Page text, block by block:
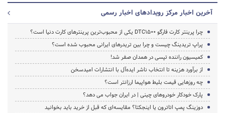
آخرین اخبار مرکز رویدادهای اخبار رسمی
چرا پرینتر کارت فارگو DTC1500 یکی از محبوب‌ترین پرینترهای کارت دنیا است؟
پراپ تریدینگ چیست و چرا بین تریدرهای ایرانی محبوب شده است؟
کمیسیون راننده تپسی در همدان صفر شد!
از برآورد هزینه تا انتخاب ناشر ایده‌آل با انتشارات امیدسخن
چه روزهایی قیمت بلیط هواپیما ارزانتر است؟
پارک خودکار خودروهای چینی | در ایران جواب می دهد؟
دوزینگ پمپ اتاترون یا اینجکتا؟ مقایسه‌ای که قبل از خرید باید بخوانید